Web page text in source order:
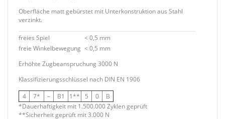
Oberfläche matt gebürstet mit Unterkonstruktion aus Stahl
verzinkt.
freies Spiel
< 0,5 mm
freie Winkelbewegung < 0,5 mm
Erhöhte Zugbeanspruchung 3000 N
Klassifizierungsschlüssel nach DIN EN 1906
4 7* – B1 1** 5 0
B
*Dauerhaftigkeit mit 1.500.000 Zyklen geprüft
**Sicherheit geprüft mit 3.000 N